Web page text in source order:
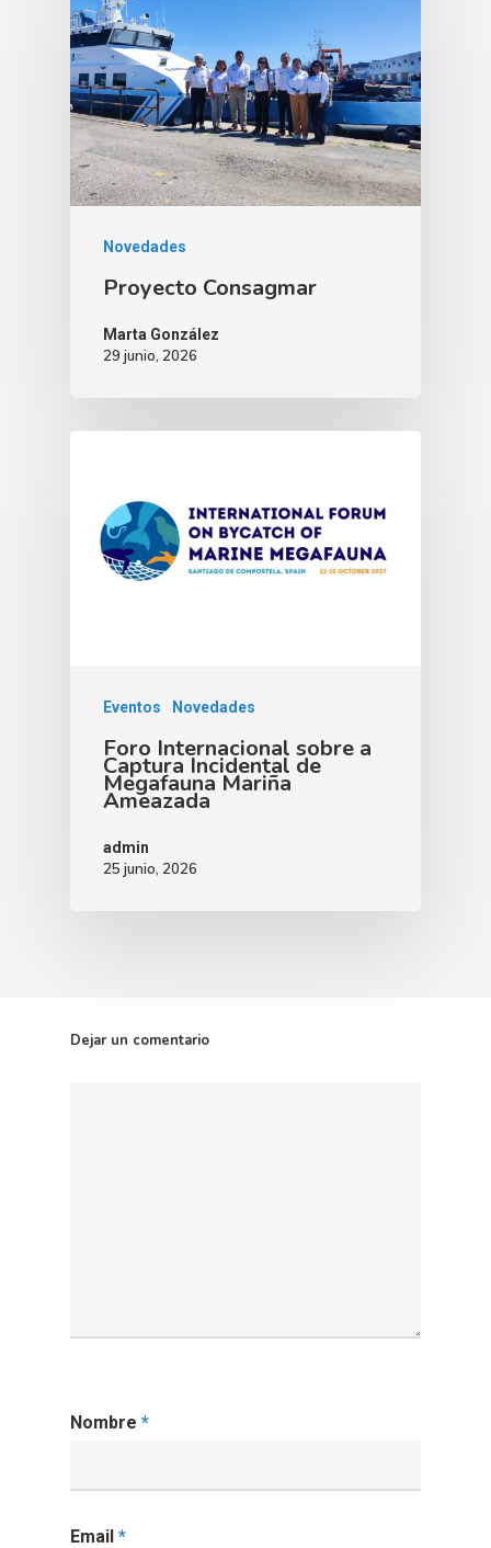
Novedades
Proyecto Consagmar
Marta González
29 junio, 2026
Eventos Novedades
Foro Internacional sobre a
Captura Incidental de
Megafauna Mariña
Ameazada
admin
25 junio, 2026
Dejar un comentario
Nombre *
Email *